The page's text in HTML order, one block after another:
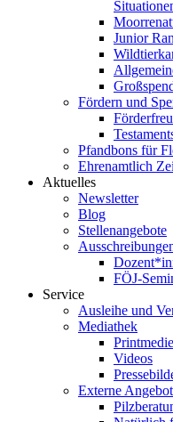
Junior
Fördern und
Pfandbons für
Ehrenamtlich
Aktuelles
Newsletter
Blog
Stellenangebote
FÖJ-
Service
Ausleihe und
Mediathek
Videos
Externe